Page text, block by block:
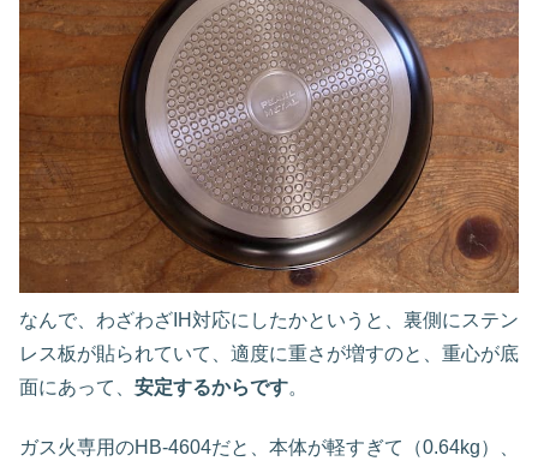
なんで、わざわざIH対応にしたかというと、裏側にステン
レス板が貼られていて、適度に重さが増すのと、重心が底
面にあって、 安定するからです。
ガス火専用のHB-4604だと、本体が軽すぎて（0.64kg）、